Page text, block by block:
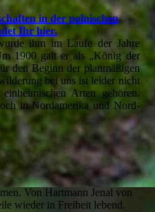
in der polnischen
Ihr hier.
ihm im Laufe der Jahre
1900 galt er als „König der
den Beginn der planmäßigen
bei uns ist leider nicht
Arten gehören.
in Nordamerika und Nord-
Von Hartmann Jenal von
wieder in Freiheit lebend.